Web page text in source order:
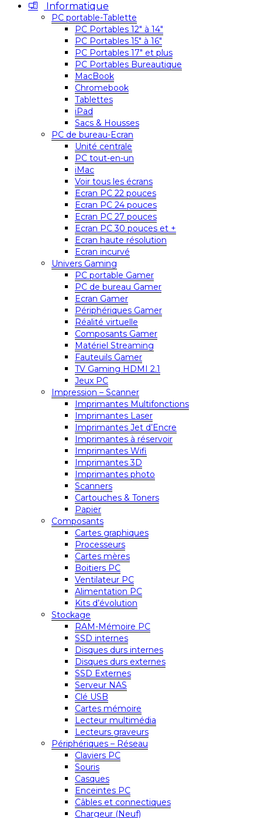
Informatique
PC portable-Tablette
PC Portables 12″ à 14″
PC Portables 15″ à 16″
PC Portables 17″ et plus
PC Portables Bureautique
MacBook
Chromebook
Tablettes
iPad
Sacs & Housses
PC de bureau-Ecran
Unité centrale
PC tout-en-un
iMac
Voir tous les écrans
Ecran PC 22 pouces
Ecran PC 24 pouces
Ecran PC 27 pouces
Ecran PC 30 pouces et +
Ecran haute résolution
Ecran incurvé
Univers Gaming
PC portable Gamer
PC de bureau Gamer
Ecran Gamer
Périphériques Gamer
Réalité virtuelle
Composants Gamer
Matériel Streaming
Fauteuils Gamer
TV Gaming HDMI 2.1
Jeux PC
Impression – Scanner
Imprimantes Multifonctions
Imprimantes Laser
Imprimantes Jet d’Encre
Imprimantes à réservoir
Imprimantes Wifi
Imprimantes 3D
Imprimantes photo
Scanners
Cartouches & Toners
Papier
Composants
Cartes graphiques
Processeurs
Cartes mères
Boitiers PC
Ventilateur PC
Alimentation PC
Kits d’évolution
Stockage
RAM-Mémoire PC
SSD internes
Disques durs internes
Disques durs externes
SSD Externes
Serveur NAS
Clé USB
Cartes mémoire
Lecteur multimédia
Lecteurs graveurs
Périphériques – Réseau
Claviers PC
Souris
Casques
Enceintes PC
Câbles et connectiques
Chargeur (Neuf)